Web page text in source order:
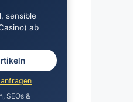
sensible
ab
SEOs &